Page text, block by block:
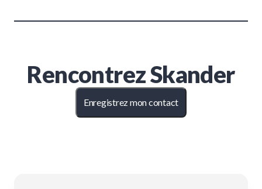
RencontrezSkander
Enregistrez mon contact